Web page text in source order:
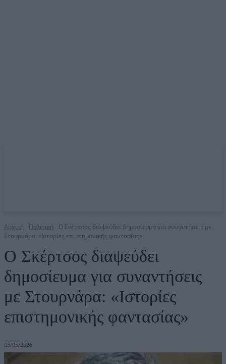
Αρχική Πολιτική
Ο Σκέρτσος διαψεύδει δημοσίευμα για συναντήσεις με
Στουρνάρα: «Ιστορίες επιστημονικής φαντασίας»
Ο Σκέρτσος διαψεύδει
δημοσίευμα για συναντήσεις
με Στουρνάρα: «Ιστορίες
επιστημονικής φαντασίας»
03/05/2026